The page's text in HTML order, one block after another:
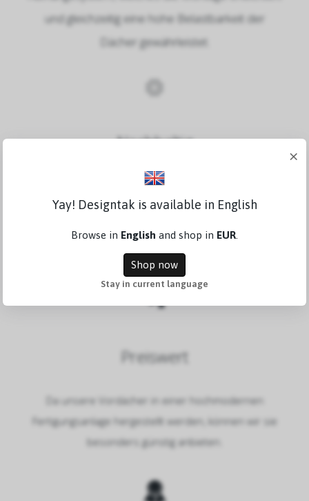
und gleichzeitig eine hohe Belastbarkeit der
Dächer gewährleistet.
Nachhaltig
Dank der verwendeten Materialien hat das
Vordach eine lange Lebensdauer bei minimalem
Wartungsaufwand.Der rostfreie Aluminiumrahmen
ist mit beschichtetem Blech verkleidet.
Preiswert
Da unsere Vordächer in einer hochmodernen
Fertigungsanlage hergestellt werden, können wir sie
besonders günstig anbieten.
×
Yay! Designtak is available in English
Browse in English and shop in EUR
Shop now
Stay in current language